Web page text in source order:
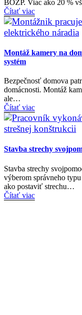
BOZP. Viac ako 20 %
Čítať viac
Montáž kamery na
systém
Bezpečnosť domova
domácnosti. Montáž
ale…
Čítať viac
Stavba strechy
Stavba strechy
výberom správneho
ako postaviť strechu…
Čítať viac